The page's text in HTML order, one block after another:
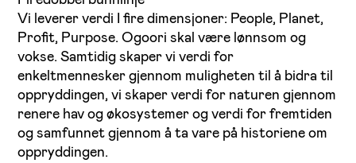
Vi leverer verdi I fire dimensjoner: People, Planet,
Profit, Purpose. Ogoori skal være lønnsom og
vokse. Samtidig skaper vi verdi for
enkeltmennesker gjennom muligheten til å bidra til
oppryddingen, vi skaper verdi for naturen gjennom
renere hav og økosystemer og verdi for fremtiden
og samfunnet gjennom å ta vare på historiene om
oppryddingen.